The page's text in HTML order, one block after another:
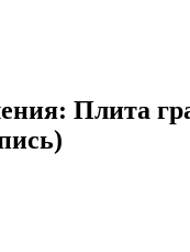
Плита